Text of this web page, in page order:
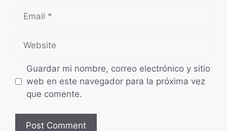
Email
Website
Guardar mi nombre, correo electrónico y sitio
web en este navegador para la próxima vez
que comente.